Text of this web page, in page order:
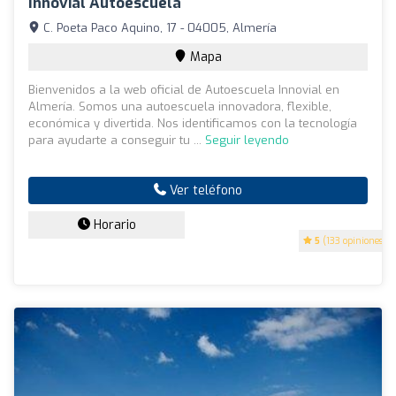
5 (133 opiniones)
C. Poeta Paco Aquino, 17 - 04005, Almería
Mapa
Bienvenidos a la web oficial de Autoescuela Innovial en
Almería. Somos una autoescuela innovadora, flexible,
económica y divertida. Nos identificamos con la tecnología
para ayudarte a conseguir tu ... Seguir leyendo
Ver teléfono
Horario